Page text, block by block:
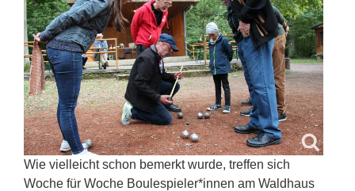
Wie vielleicht schon bemerkt wurde, treffen sich
Woche für Woche Boulespieler*innen am Waldhaus